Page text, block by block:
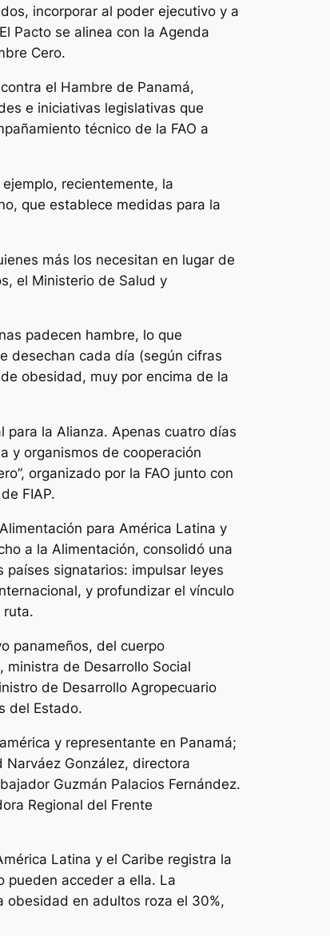
incorporar al poder ejecutivo y a
Pacto se alinea con la Agenda
Cero.
el Hambre de Panamá,
e iniciativas legislativas que
técnico de la FAO a
recientemente, la
que establece medidas para la
más los necesitan en lugar de
el Ministerio de Salud y
padecen hambre, lo que
desechan cada día (según cifras
obesidad, muy por encima de la
para la Alianza. Apenas cuatro días
y organismos de cooperación
organizado por la FAO junto con
FIAP.
para América Latina y
a la Alimentación, consolidó una
signatarios: impulsar leyes
y profundizar el vínculo
ruta.
panameños, del cuerpo
ministra de Desarrollo Social
de Desarrollo Agropecuario
del Estado.
y representante en Panamá;
Narváez González, directora
Guzmán Palacios Fernández.
Regional del Frente
Latina y el Caribe registra la
pueden acceder a ella. La
obesidad en adultos roza el 30%,